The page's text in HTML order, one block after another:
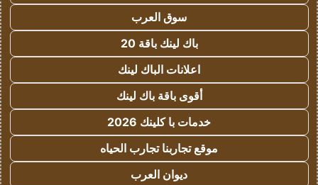
سوق العرب
باك لينك باقة 20
اعلانات الباك لينك
أقوى باقة باك لينك
خدمات با كلينك 2026
موقع تجاربنا تجارب الحياه
ديوان العرب